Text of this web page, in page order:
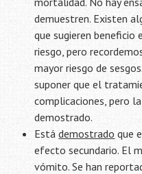
demuestren. Existen
que sugieren beneficio
riesgo, pero
mayor riesgo de
suponer que el
complicaciones, pero
demostrado.
Estádemostrado que
efecto secundario. El
vómito. Se han